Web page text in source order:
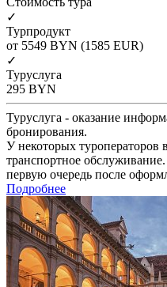
✓
Турпродукт
от 5549 BYN (1585 EUR)
✓
Туруслуга
295 BYN
Туруслуга - оказание
бронирования.
У некоторых туроператоров
транспортное
первую очередь после
Подробнее